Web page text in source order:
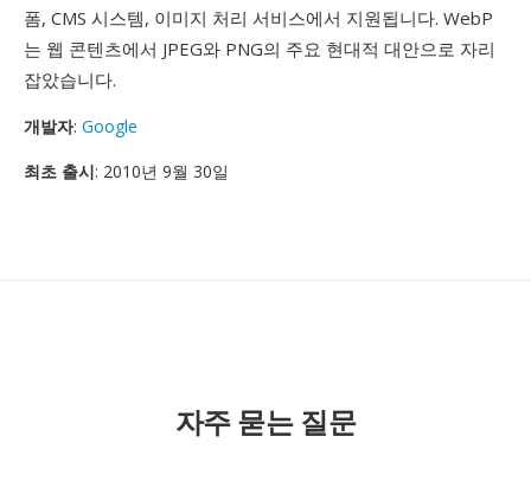
폼, CMS 시스템, 이미지 처리 서비스에서 지원됩니다. WebP
는 웹 콘텐츠에서 JPEG와 PNG의 주요 현대적 대안으로 자리
잡았습니다.
개발자: Google
최초 출시: 2010년 9월 30일
자주 묻는 질문